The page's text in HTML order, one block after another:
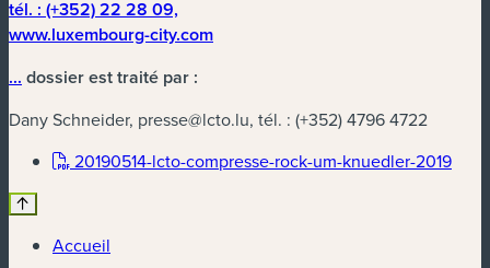
tél. : (+352) 22 28 09,
www.luxembourg-city.com
... dossier est traité par :
Dany Schneider, presse@lcto.lu, tél. : (+352) 4796 4722
20190514-lcto-compresse-rock-um-knuedler-2019
Accueil